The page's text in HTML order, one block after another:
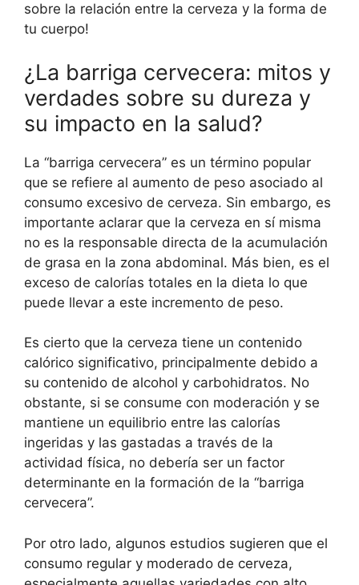
sobre la relación entre la cerveza y la forma de
tu cuerpo!
¿La barriga cervecera: mitos y
verdades sobre su dureza y
su impacto en la salud?
La “barriga cervecera” es un término popular
que se refiere al aumento de peso asociado al
consumo excesivo de cerveza. Sin embargo, es
importante aclarar que la cerveza en sí misma
no es la responsable directa de la acumulación
de grasa en la zona abdominal. Más bien, es el
exceso de calorías totales en la dieta lo que
puede llevar a este incremento de peso.
Es cierto que la cerveza tiene un contenido
calórico significativo, principalmente debido a
su contenido de alcohol y carbohidratos. No
obstante, si se consume con moderación y se
mantiene un equilibrio entre las calorías
ingeridas y las gastadas a través de la
actividad física, no debería ser un factor
determinante en la formación de la “barriga
cervecera”.
Por otro lado, algunos estudios sugieren que el
consumo regular y moderado de cerveza,